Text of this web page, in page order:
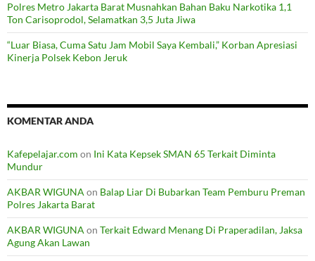
Polres Metro Jakarta Barat Musnahkan Bahan Baku Narkotika 1,1
Ton Carisoprodol, Selamatkan 3,5 Juta Jiwa
“Luar Biasa, Cuma Satu Jam Mobil Saya Kembali,” Korban Apresiasi
Kinerja Polsek Kebon Jeruk
KOMENTAR ANDA
Kafepelajar.com on Ini Kata Kepsek SMAN 65 Terkait Diminta
Mundur
AKBAR WIGUNA on Balap Liar Di Bubarkan Team Pemburu Preman
Polres Jakarta Barat
AKBAR WIGUNA on Terkait Edward Menang Di Praperadilan, Jaksa
Agung Akan Lawan